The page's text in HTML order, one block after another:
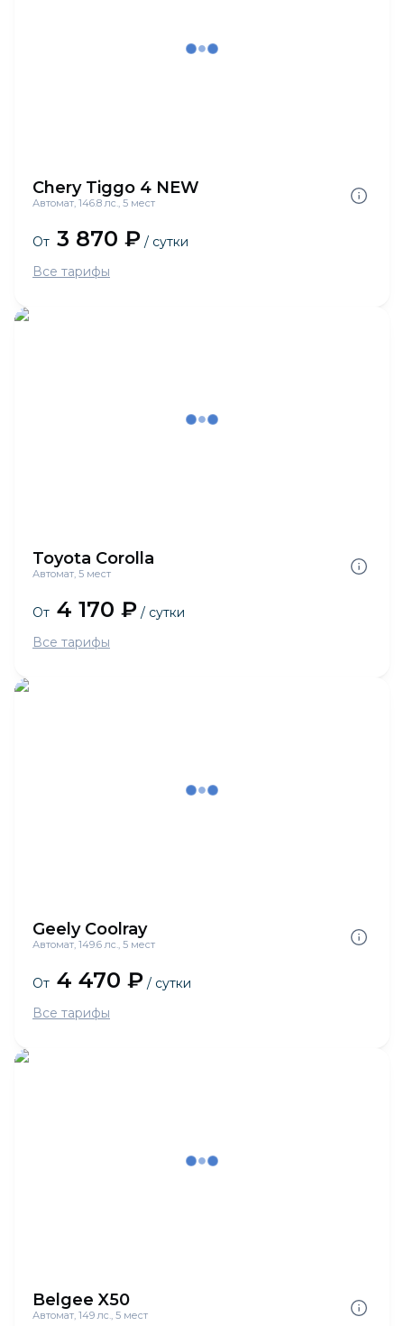
Chery Tiggo 4 NEW
Автомат, 146.8 лс., 5 мест
От 3 870 ₽ / сутки
Все тарифы
Toyota Corolla
Автомат, 5 мест
От 4 170 ₽ / сутки
Все тарифы
Geely Coolray
Автомат, 149.6 лс., 5 мест
От 4 470 ₽ / сутки
Все тарифы
Belgee X50
Автомат, 149 лс., 5 мест